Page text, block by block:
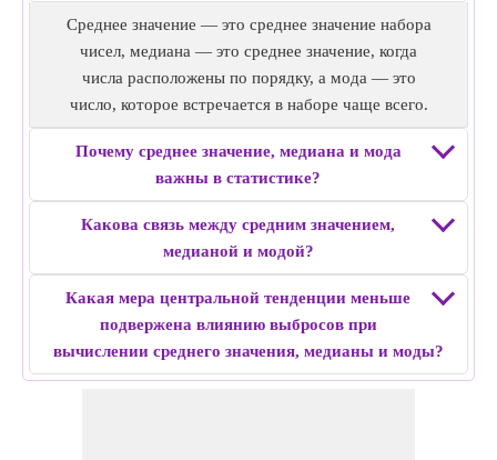
Мода: наиболее распространенная возрастная группа
медианный: медианный— это среднее значение, которое
равно 12.
Мода: Мода на 8 больше, чем любое другое значение.
Пример 4:
Набор данных: 5, 5, 10, 15, 20
Среднее: 11
медианный: медианный— это среднее значение, которое
Мода: Мода равна 5, так как она встречается дважды,
больше, чем любое другое значение.
Пример 5:
Набор данных: 12, 12, 15, 15, 18, 18, 20, 20
Среднее значение — это среднее значение набора
чисел, медиана — это среднее значение, когда
числа расположены по порядку, а мода — это
число, которое встречается в наборе чаще всего.
Почему среднее значение, медиана и мода
важны в статистике?
Какова связь между средним значением,
медианой и модой?
Какая мера центральной тенденции меньше
подвержена влиянию выбросов при
вычислении среднего значения, медианы и моды?